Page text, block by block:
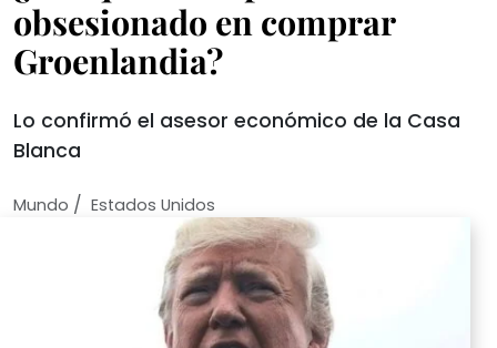
obsesionado en comprar
Groenlandia?
Lo confirmó el asesor económico de la Casa
Blanca
Mundo / Estados Unidos